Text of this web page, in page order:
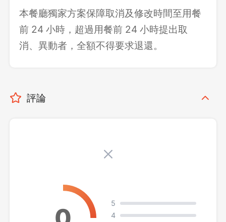
本餐廳獨家方案保障取消及修改時間至用餐
前 24 小時，超過用餐前 24 小時提出取
消、異動者，全額不得要求退還。
評論
5
4